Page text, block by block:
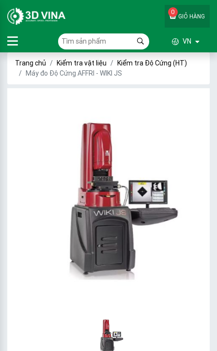
GIỎ HÀNG
0
VN
Trang chủ Kiểm tra vật liệu
Kiểm tra Độ Cứng (HT)
Máy đo Độ Cứng AFFRI - WIKI JS